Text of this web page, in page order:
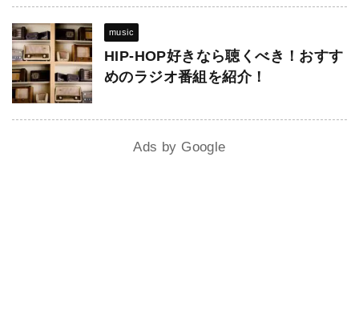
music
HIP-HOP好きなら聴くべき！おすす
めのラジオ番組を紹介！
Ads by Google